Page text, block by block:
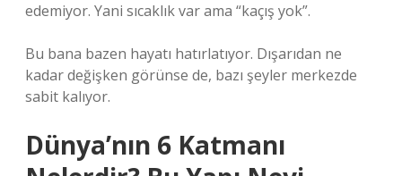
edemiyor. Yani sıcaklık var ama “kaçış yok”.
Bu bana bazen hayatı hatırlatıyor. Dışarıdan ne
kadar değişken görünse de, bazı şeyler merkezde
sabit kalıyor.
Dünya’nın 6 Katmanı